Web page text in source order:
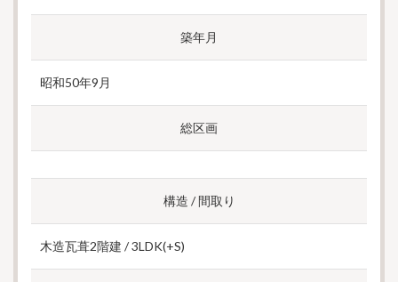
築年月
昭和50年9月
総区画
構造 / 間取り
木造瓦葺2階建 / 3LDK(+S)